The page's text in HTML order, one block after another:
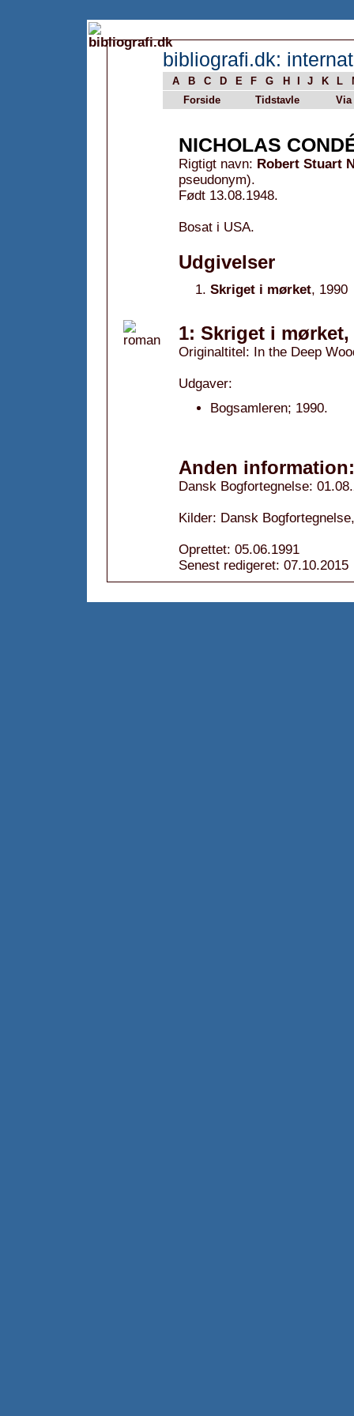
bibliografi.dk:
A B C D E F G H J K L
Forside
Tidstavle Via
NICHOLAS
Rigtigt navn: Robert Stuart
pseudonym).
Født 13.08.1948.
Bosat i USA.
Udgivelser
Skriget i mørket, 1990
1: Skriget i mørket,
Originaltitel: In the Deep
Udgaver:
Bogsamleren; 1990.
Anden information:
Dansk Bogfortegnelse:
Kilder: Dansk
Oprettet: 05.06.1991
Senest redigeret: 07.10.2015